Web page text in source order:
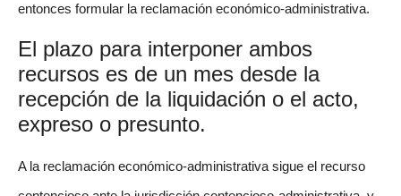
entonces formular la reclamación económico-administrativa.
El plazo para interponer ambos
recursos es de un mes desde la
recepción de la liquidación o el acto,
expreso o presunto.
A la reclamación económico-administrativa sigue el recurso